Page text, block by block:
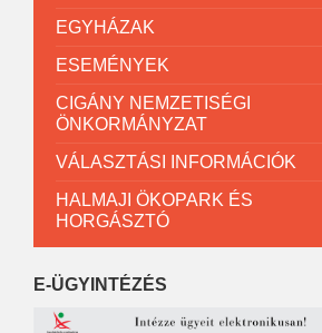
EGYHÁZAK
ESEMÉNYEK
CIGÁNY NEMZETISÉGI
ÖNKORMÁNYZAT
VÁLASZTÁSI INFORMÁCIÓK
HALMAJI ÖKOPARK ÉS
HORGÁSZTÓ
E-ÜGYINTÉZÉS